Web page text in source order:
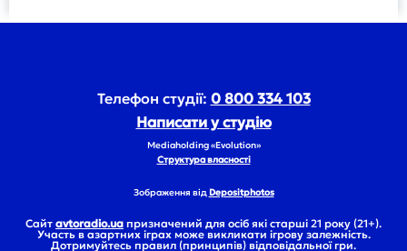
Телефон студії: 0 800 334 103
Написати у студію
Mediaholding «Evolution»
Структура власності
Зображення від Depositphotos
Сайт avtoradio.ua призначений для осіб які старші 21 року (21+).
Участь в азартних іграх може викликати ігрову залежність.
Дотримуйтесь правил (принципів) відповідальної гри.